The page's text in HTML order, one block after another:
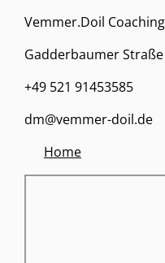
Vemmer.Doil
Gadderbaumer
+49 521 91453585
dm@vemmer-doil.de
Home